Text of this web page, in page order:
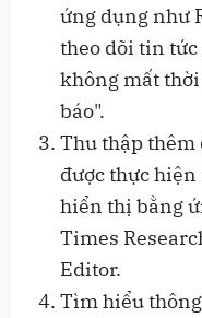
ứng dụng như
theo dõi tin tức
không mất
báo".
Thu thập thêm
được thực
hiển thị bằng
Times
Editor.
Tìm hiểu